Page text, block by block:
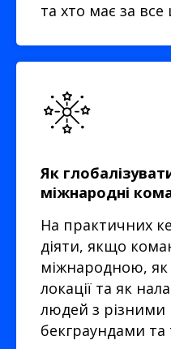
та хто має за все
Як
міжнародні
На практичних
діяти, якщо
міжнародною, як
локації та як
людей з різними
бекграундами